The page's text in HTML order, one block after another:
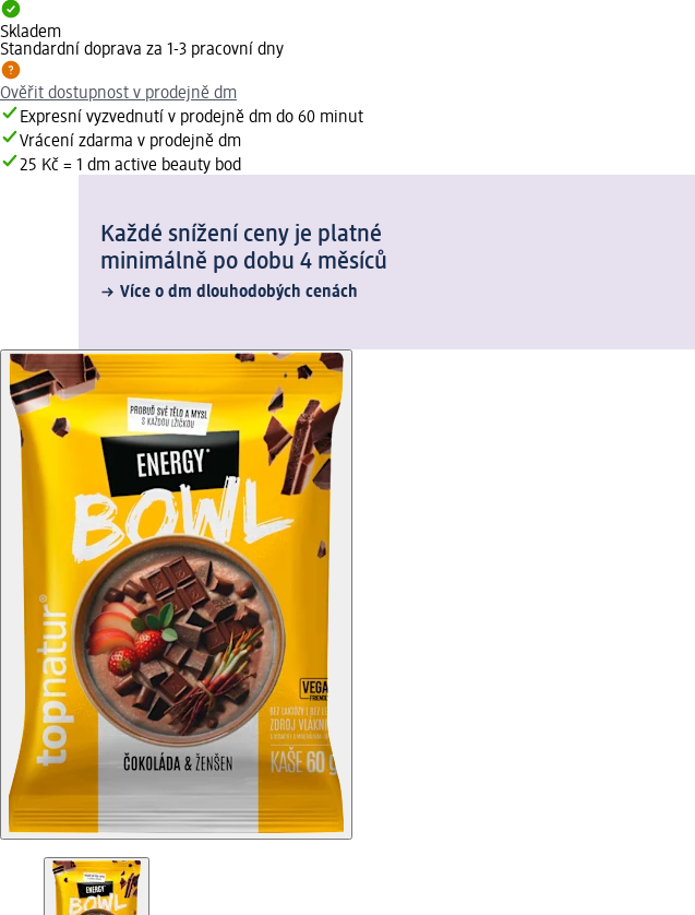
Skladem
Standardní doprava za 1-3 pracovní dny
Ověřit dostupnost v prodejně dm
Expresní vyzvednutí v prodejně dm do 60 minut
Vrácení zdarma v prodejně dm
25 Kč = 1 dm active beauty bod
Každé snížení ceny je platné
minimálně po dobu 4 měsíců
Více o dm dlouhodobých cenách